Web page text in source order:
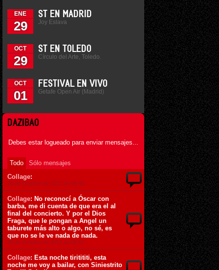
ENE
29
ST EN MADRID
Joy Eslava
OCT
29
ST EN TOLEDO
Círculo del Arte, Toledo.
OCT
01
FESTIVAL EN VIVO
Getafe Open Air (Madrid)
DAZIBAO
Debes estar logueado para enviar mensajes...
Todo
Sólo mensajes
Collage:
20 de Octubre de 2012 ás 09:49
Collage: No reconocí a Óscar con
barba, me di cuenta de que era el al
final del concierto. Y por el Dios
Fraga, que le pongan a Angel un
taburete más alto o algo, no sé, es
que no se le ve nada de nada.
20 de Octubre de 2012 ás 09:47
Collage: Esta noche tiritititi, esta
noche me voy a bailar, con Siniestrito